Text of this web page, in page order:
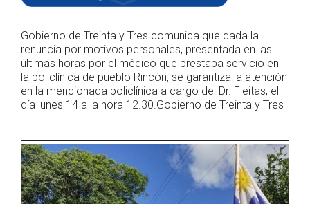
Gobierno de Treinta y Tres comunica que dada la
renuncia por motivos personales, presentada en las
últimas horas por el médico que prestaba servicio en
la policlínica de pueblo Rincón, se garantiza la atención
en la mencionada policlínica a cargo del Dr. Fleitas, el
día lunes 14 a la hora 12.30.Gobierno de Treinta y Tres